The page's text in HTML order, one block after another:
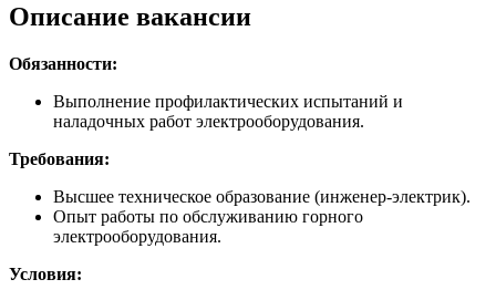
Описание вакансии
Обязанности:
Выполнение профилактических испытаний и
наладочных работ электрооборудования.
Требования:
Высшее техническое образование (инженер-электрик).
Опыт работы по обслуживанию горного
электрооборудования.
Условия: